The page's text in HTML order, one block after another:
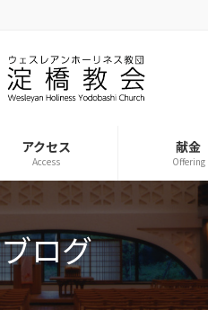
アクセス
Access
献金
Offering
ブログ